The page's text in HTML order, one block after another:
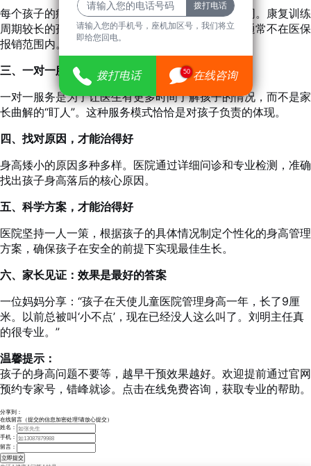
每个孩子的病情不同，治疗方案不同，收费自然不同。康复训练
周期较长的孩子，费用会相应高一些，且这类训练通常不在医保
报销范围内。医院大厅显示屏清晰公示收费标准。
三、一对一服务：全面了解，不是“盯人”
一对一服务是为了让医生有更多时间了解孩子的情况，而不是家
长曲解的“盯人”。这种服务模式恰恰是对孩子负责的体现。
四、找对原因，才能治得好
身高矮小的原因多种多样。医院通过详细问诊和专业检测，准确
找出孩子身高落后的核心原因。
五、科学方案，才能治得好
医院坚持一人一策，根据孩子的具体情况制定个性化的身高管理
方案，确保孩子在安全的前提下实现最佳生长。
六、家长见证：效果是最好的答案
一位妈妈分享：“孩子在天使儿童医院管理身高一年，长了9厘
米。以前总被叫‘小不点’，现在已经没人这么叫了。刘明主任真
的很专业。”
温馨提示：
孩子的身高问题不要等，越早干预效果越好。欢迎提前通过官网
预约专家号，错峰就诊。点击在线免费咨询，获取专业的帮助。
请输入您的手机号，座机加区号，我们将立
即给您回电。
拨打电话 50 在线咨询
分享到：
在线留言（提交的信息加密处理!请放心提交）
姓名：
手机：
留言：